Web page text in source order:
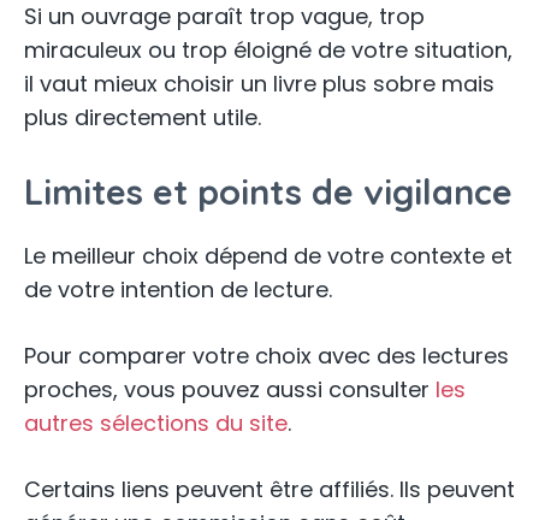
Si un ouvrage paraît trop vague, trop
miraculeux ou trop éloigné de votre situation,
il vaut mieux choisir un livre plus sobre mais
plus directement utile.
Limites et points de vigilance
Le meilleur choix dépend de votre contexte et
de votre intention de lecture.
Pour comparer votre choix avec des lectures
proches, vous pouvez aussi consulter les
autres sélections du site.
Certains liens peuvent être affiliés. Ils peuvent